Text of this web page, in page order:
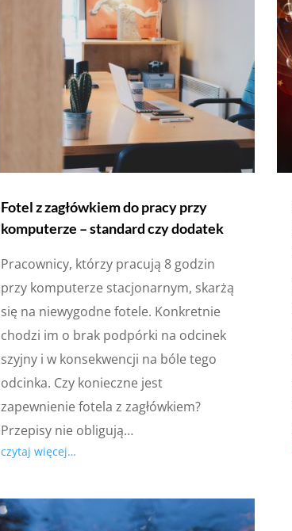
Fotel z zagłówkiem do pracy przy
komputerze – standard czy dodatek
Pracownicy, którzy pracują 8 godzin
przy komputerze stacjonarnym, skarżą
się na niewygodne fotele. Konkretnie
chodzi im o brak podpórki na odcinek
szyjny i w konsekwencji na bóle tego
odcinka. Czy konieczne jest
zapewnienie fotela z zagłówkiem?
Przepisy nie obligują…
czytaj więcej…